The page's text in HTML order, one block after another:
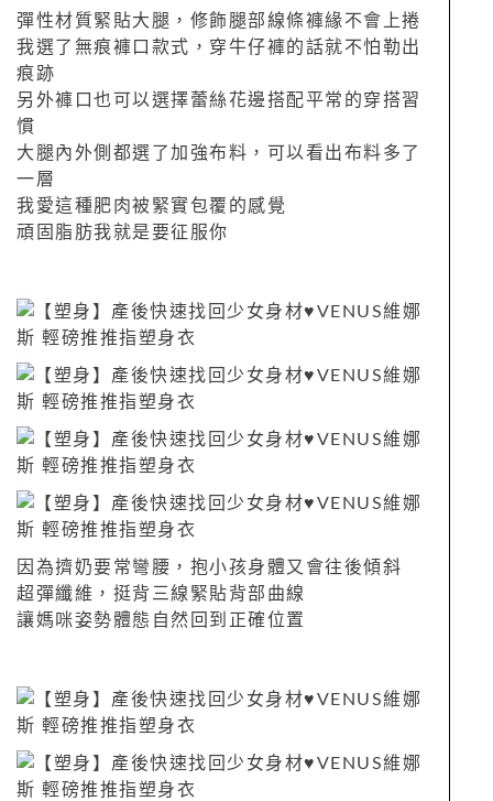
彈性材質緊貼大腿，修飾腿部線條褲緣不會上捲
我選了無痕褲口款式，穿牛仔褲的話就不怕勒出
痕跡
另外褲口也可以選擇蕾絲花邊搭配平常的穿搭習
慣
大腿內外側都選了加強布料，可以看出布料多了
一層
我愛這種肥肉被緊實包覆的感覺
頑固脂肪我就是要征服你
因為擠奶要常彎腰，抱小孩身體又會往後傾斜
超彈纖維，挺背三線緊貼背部曲線
讓媽咪姿勢體態自然回到正確位置